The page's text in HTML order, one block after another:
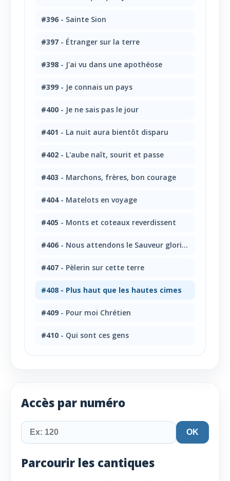
Accès par numéro
OK
Parcourir les cantiques
#396 - Sainte Sion
#397 - Étranger sur la terre
#398 - J'ai vu dans une apothéose
#399 - Je connais un pays
#400 - Je ne sais pas le jour
#401 - La nuit aura bientôt disparu
#402 - L'aube naît, sourit et passe
#403 - Marchons, frères, bon courage
#404- Matelots en voyage
#405 - Monts et coteaux reverdissent
#406 - Nous attendons le Sauveur glorieux!
#407 - Pèlerin sur cette terre
#408 - Plus haut que les hautes cimes
#409 - Pour moi Chrétien
#410 - Qui sont ces gens